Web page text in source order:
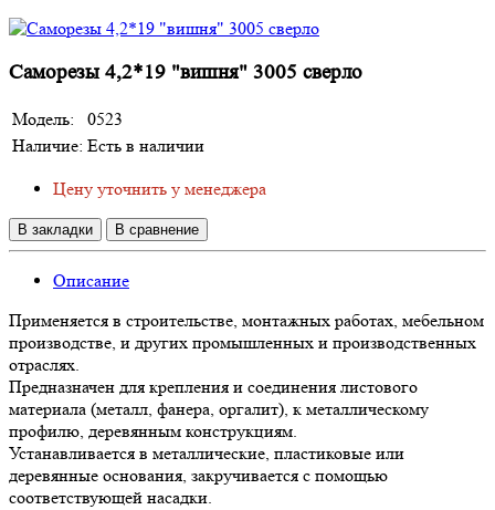
Саморезы 4,2*19 "вишня" 3005 сверло
Модель:
0523
Наличие: Есть в наличии
Цену уточнить у менеджера
В закладки В сравнение
Описание
Применяется в строительстве, монтажных работах, мебельном
производстве, и других промышленных и производственных
отраслях.
Предназначен для крепления и соединения листового
материала (металл, фанера, оргалит), к металлическому
профилю, деревянным конструкциям.
Устанавливается в металлические, пластиковые или
деревянные основания, закручивается с помощью
соответствующей насадки.